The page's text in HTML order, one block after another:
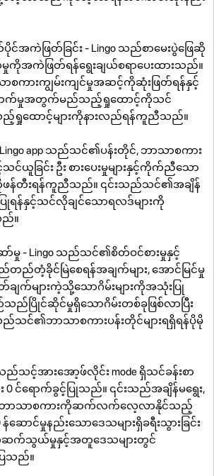
င်အကဲဖြတ်ခြင်း - Lingo သည်စာမေးပွဲဖြေဆို
အကဲဖြတ်ရန်ရွေးချယ်စရာပေးထားသည်။
ကားကျွမ်းကျင်မှုအဆင့်ကိုဆုံးဖြတ်ရန်နှင့်
တက်မှုအတွက်မည်သည့်ရှုထောင့်ကိုသင်
ရှုထောင့်များကိုနားလည်ရန်ကူညီသည်။
app သည်သင်၏ပန်းတိုင်, ဘာသာစကား
ယူခြင်း ဦး စားပေးမှုများနှင့်ကိုက်ညီသော
န်တီးရန်ကူညီသည်။ ၎င်းသည်သင်၏အချိန်
န်နှင့်သင်လိုချင်သောရလဒ်များကို
ည်။
ော်မှု - Lingo သည်သင်၏စိတ်ဝင်စားမှုနှင့်
တည်တံ့ခိုင်မြဲစေရန်အချက်များ, အောင်မြင်မှု
ျက်များကဲ့သို့သောဂိမ်းများကိုအသုံးပြု
ည်ပြိုင်ဆိုင်မှုရှိသောဂိမ်းတစ်ခုဖြစ်လာပြီး
သင်၏ဘာသာစကားပန်းတိုင်များရရှိရန်ပိုမို
သည်သင့်အားအော့ဖ်လိုင်း mode ရှိသင်ခန်းစာ
ား 0 င်ရောက်ခွင့်ပြုသည်။ ၎င်းသည်အချိန်မရွေး,
ာသာစကားကိုဆက်လက်လေ့လာနိုင်သည့်
ာင်မှုနည်းသောဒေသများရှိခရီးသွားခြင်း
သွယ်မှုနှင့်အတူဒေသများတွင်
သည်။